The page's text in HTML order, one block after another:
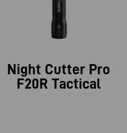
Night Cutter Pro
F20R Tactical